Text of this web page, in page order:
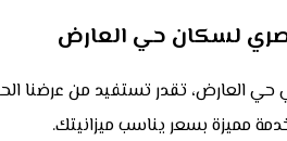
مميزة بسعر يناسب ميزانيتك.